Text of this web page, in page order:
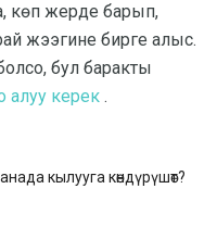
көп жерде барып,
жээгине бирге алыс.
бул баракты
алуу керек .
кылууга көндүрүшөт?